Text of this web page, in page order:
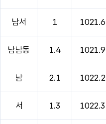
남서 1 1021.6
남남동 1.4 1021.9
남 2.1 1022.2
서 1.3 1022.3